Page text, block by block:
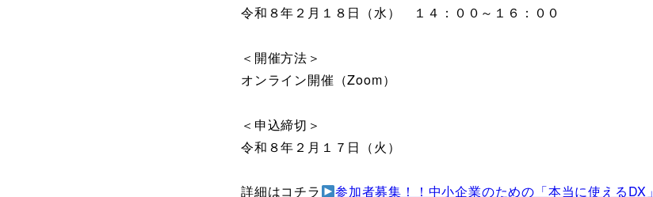
令和８年２月１８日（水） １４：００～１６：００
＜開催方法＞
オンライン開催（Zoom）
＜申込締切＞
令和８年２月１７日（火）
詳細はコチラ 参加者募集！！中小企業のための「本当に使えるDX